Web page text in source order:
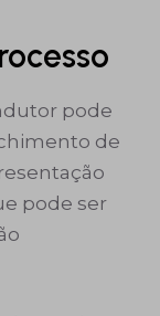
pode
de
pode ser